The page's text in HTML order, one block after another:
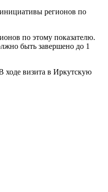
регионов по
по этому показателю.
быть завершено до 1
визита в Иркутскую